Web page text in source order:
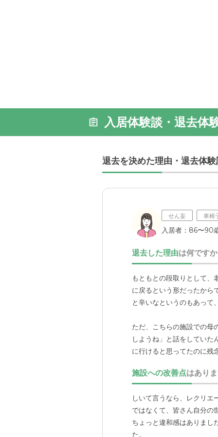
入居体験談・退去体
退去を決めた理由・退去体験
せん妄 車椅
入居者：86〜90
退去した理由は何です
もともとの段取りとして、
に戻るという形だったから
と辛いなというのもあって
ただ、こちらの施設での母
しようね」と話をしてい
に行けると思ってたのに残
施設への改善点はあり
しいて言うなら、レクリ
ではなくて、皆さん自分の
ちょっと違和感はありまし
た。